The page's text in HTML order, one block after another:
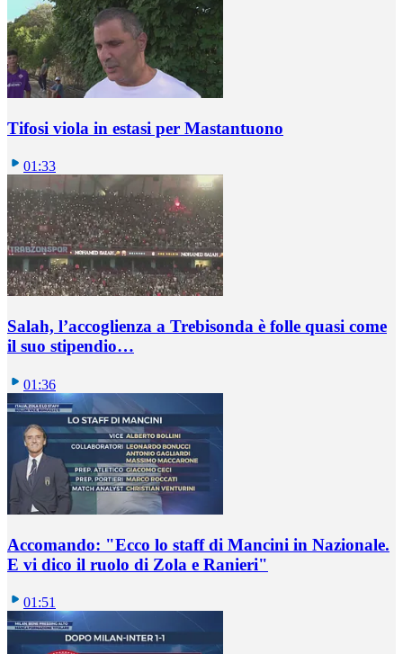
Tifosi viola in estasi per Mastantuono
01:33
Salah, l’accoglienza a Trebisonda è folle quasi come
il suo stipendio…
01:36
Accomando: "Ecco lo staff di Mancini in Nazionale.
E vi dico il ruolo di Zola e Ranieri"
01:51